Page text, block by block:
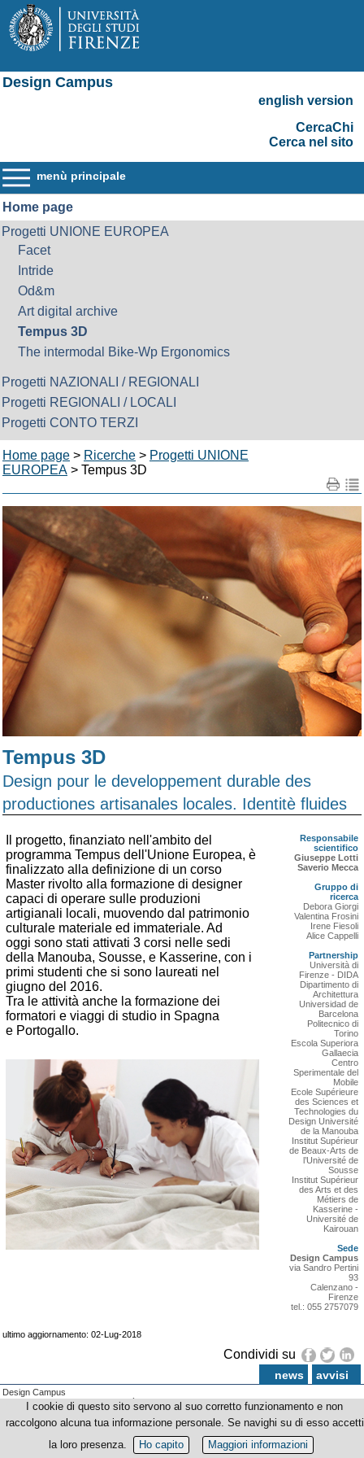
Design Campus
english version
CercaChi
Cerca nel sito
menù principale
Home page
Progetti UNIONE EUROPEA
Facet
Intride
Od&m
Art digital archive
Tempus 3D
The intermodal Bike-Wp Ergonomics
Progetti NAZIONALI / REGIONALI
Progetti REGIONALI / LOCALI
Progetti CONTO TERZI
Home page > Ricerche > Progetti UNIONE
EUROPEA > Tempus 3D
Tempus 3D
Design pour le developpement durable des
productiones artisanales locales. Identitè fluides
Il progetto, finanziato nell'ambito del
programma Tempus dell'Unione Europea, è
finalizzato alla definizione di un corso
Master rivolto alla formazione di designer
capaci di operare sulle produzioni
artigianali locali, muovendo dal patrimonio
culturale materiale ed immateriale. Ad
oggi sono stati attivati 3 corsi nelle sedi
della Manouba, Sousse, e Kasserine, con i
primi studenti che si sono laureati nel
giugno del 2016.
Tra le attività anche la formazione dei
formatori e viaggi di studio in Spagna
e Portogallo.
Responsabile
scientifico
Giuseppe Lotti
Saverio Mecca
Gruppo di
ricerca
Debora Giorgi
Valentina Frosini
Irene Fiesoli
Alice Cappelli
Partnership
Università di
Firenze - DIDA
Dipartimento di
Architettura
Universidad de
Barcelona
Politecnico di
Torino
Escola Superiora
Gallaecia
Centro
Sperimentale del
Mobile
Ecole Supérieure
des Sciences et
Technologies du
Design Université
de la Manouba
Institut Supérieur
de Beaux-Arts de
l’Université de
Sousse
Institut Supérieur
des Arts et des
Métiers de
Kasserine -
Université de
Kairouan
Sede
Design Campus
via Sandro Pertini
93
Calenzano -
Firenze
tel.: 055 2757079
ultimo aggiornamento: 02-Lug-2018
Condividi su
news avvisi
Design Campus
© Copyright 2012-2026 Università degli Studi di Firenze - p.iva | cod.fiscale 01279680480
I cookie di questo sito servono al suo corretto funzionamento e non
raccolgono alcuna tua informazione personale. Se navighi su di esso accetti
la loro presenza.
Ho capito Maggiori informazioni